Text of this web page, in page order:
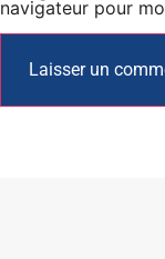
navigateur pour